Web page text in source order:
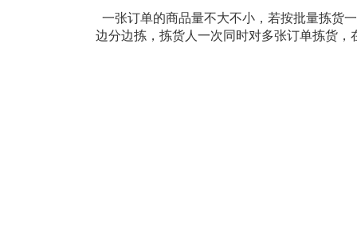
一张订单的商品量不大不小，若按批量拣货
边分边拣，拣货人一次同时对多张订单拣货